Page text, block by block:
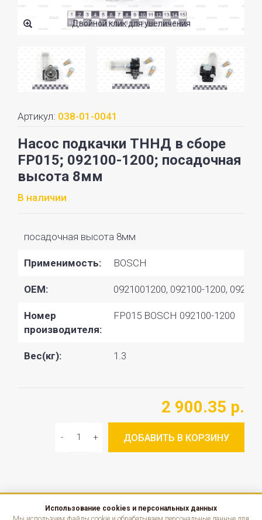
Двойной клик для увеличения
Артикул: 038-01-0041
Насос подкачки ТННД в сборе
FP015; 092100-1200; посадочная
высота 8мм
В наличии
посадочная высота 8мм
Применимость: BOSCH
OEM: 0921001200, 092100-1200,
Номер
производителя:
FP015 BOSCH 092100-1200
Вес(кг): 1.3
2 900.35 р.
ДОБАВИТЬ В КОРЗИНУ
КАТАЛОГ
Использование cookies и персональных данных